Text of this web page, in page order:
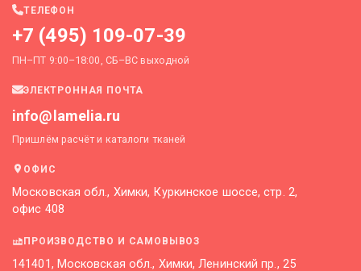
ТЕЛЕФОН
+7 (495) 109-07-39
ПН–ПТ 9:00–18:00, СБ–ВС выходной
ЭЛЕКТРОННАЯ ПОЧТА
info@lamelia.ru
Пришлём расчёт и каталоги тканей
ОФИС
Московская обл., Химки, Куркинское шоссе, стр. 2,
офис 408
ПРОИЗВОДСТВО И САМОВЫВОЗ
141401, Московская обл., Химки, Ленинский пр., 25